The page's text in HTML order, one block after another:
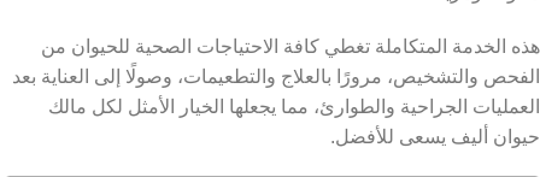
هذه الخدمة المتكاملة تغطي كافة الاحتياجات الصحية للحيوان من
الفحص والتشخيص، مرورًا بالعلاج والتطعيمات، وصولًا إلى العناية بعد
العمليات الجراحية والطوارئ، مما يجعلها الخيار الأمثل لكل مالك
حيوان أليف يسعى للأفضل.